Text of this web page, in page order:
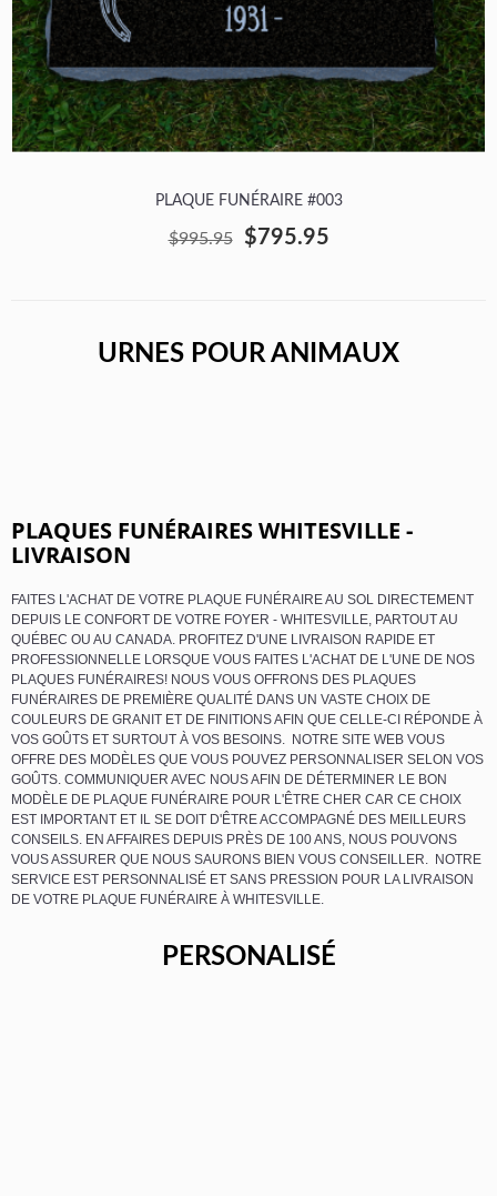
PLAQUE FUNÉRAIRE #003
$995.95 $795.95
URNES POUR ANIMAUX
PLAQUES FUNÉRAIRES WHITESVILLE -
LIVRAISON
FAITES L'ACHAT DE VOTRE PLAQUE FUNÉRAIRE AU SOL DIRECTEMENT
DEPUIS LE CONFORT DE VOTRE FOYER - WHITESVILLE, PARTOUT AU
QUÉBEC OU AU CANADA. PROFITEZ D'UNE LIVRAISON RAPIDE ET
PROFESSIONNELLE LORSQUE VOUS FAITES L'ACHAT DE L'UNE DE NOS
PLAQUES FUNÉRAIRES! NOUS VOUS OFFRONS DES PLAQUES
FUNÉRAIRES DE PREMIÈRE QUALITÉ DANS UN VASTE CHOIX DE
COULEURS DE GRANIT ET DE FINITIONS AFIN QUE CELLE-CI RÉPONDE À
VOS GOÛTS ET SURTOUT À VOS BESOINS. NOTRE SITE WEB VOUS
OFFRE DES MODÈLES QUE VOUS POUVEZ PERSONNALISER SELON VOS
GOÛTS. COMMUNIQUER AVEC NOUS AFIN DE DÉTERMINER LE BON
MODÈLE DE PLAQUE FUNÉRAIRE POUR L'ÊTRE CHER CAR CE CHOIX
EST IMPORTANT ET IL SE DOIT D'ÊTRE ACCOMPAGNÉ DES MEILLEURS
CONSEILS. EN AFFAIRES DEPUIS PRÈS DE 100 ANS, NOUS POUVONS
VOUS ASSURER QUE NOUS SAURONS BIEN VOUS CONSEILLER. NOTRE
SERVICE EST PERSONNALISÉ ET SANS PRESSION POUR LA LIVRAISON
DE VOTRE PLAQUE FUNÉRAIRE À WHITESVILLE.
PERSONALISÉ